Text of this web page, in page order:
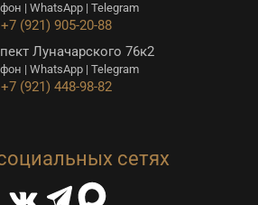
| WhatsApp | Telegram
+7 (921) 905-20-88
Луначарского 76к2
| WhatsApp | Telegram
+7 (921) 448-98-82
сетях